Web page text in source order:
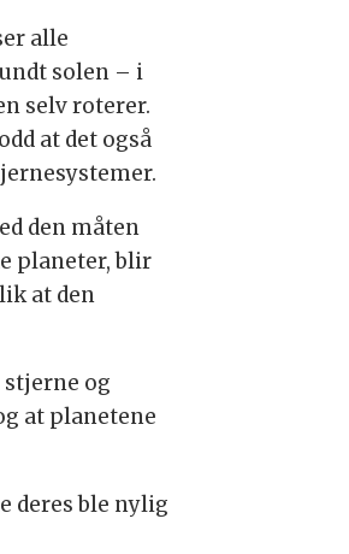
alle
solen – i
selv roterer.
at det også
den måten
planeter, blir
at den
og
at planetene
deres ble nylig